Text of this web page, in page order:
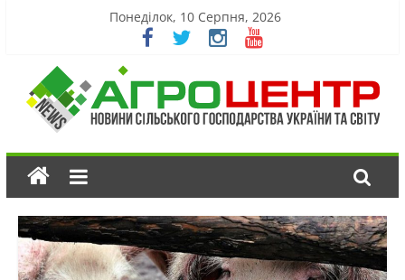
Понеділок, 10 Серпня, 2026